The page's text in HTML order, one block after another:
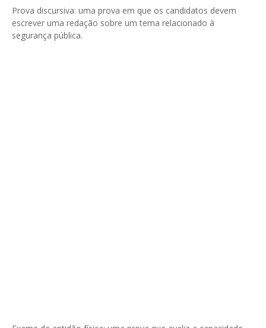
Prova discursiva: uma prova em que os candidatos devem
escrever uma redação sobre um tema relacionado à
segurança pública.